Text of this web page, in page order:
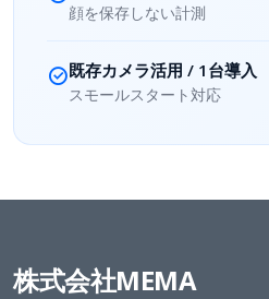
顔を保存しない計測
既存カメラ活用 / 1台導入
スモールスタート対応
株式会社MEMA